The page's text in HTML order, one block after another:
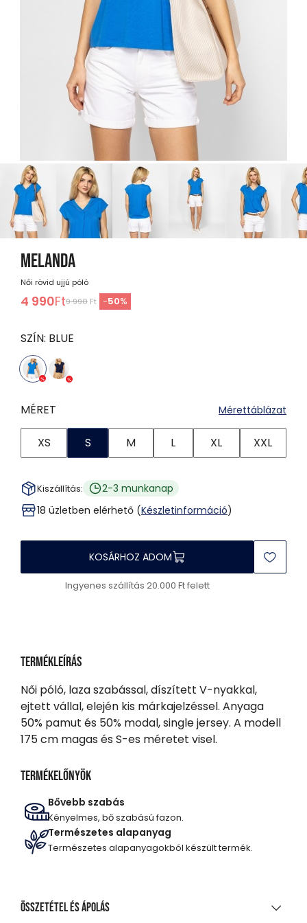
MELANDA
Női rövid ujjú póló
4 990Ft9 990 Ft -50%
SZÍN: BLUE
MÉRET Mérettáblázat
XS S M L XL XXL
Kiszállítás:
2-3 munkanap
18 üzletben elérhető (Készletinformáció)
KOSÁRHOZ ADOM
Ingyenes szállítás 20.000 Ft felett
Termékleírás
Női póló, laza szabással, díszített V-nyakkal,
ejtett vállal, elején kis márkajelzéssel. Anyaga
50% pamut és 50% modal, single jersey. A modell
175 cm magas és S-es méretet visel.
Termékelőnyök
Bővebb szabás
Kényelmes, bő szabású fazon.
Természetes alapanyag
Természetes alapanyagokból készült termék.
Összetétel és ápolás